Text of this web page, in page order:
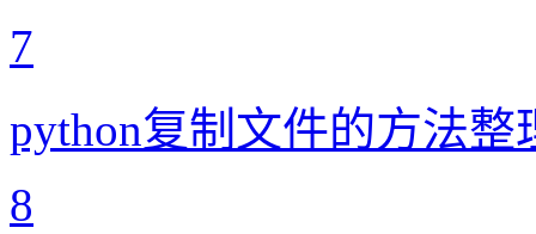
7
python复制文件的方法整
8